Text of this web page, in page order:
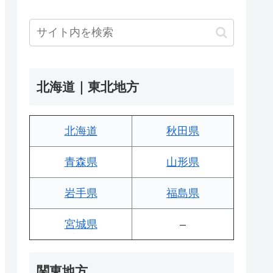
北海道｜東北地方
北海道 秋田県
青森県 山形県
岩手県 福島県
宮城県 –